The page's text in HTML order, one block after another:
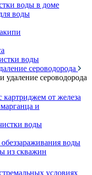
воды в доме
воды
воды
сероводорода
удаление сероводорода
от железа
и
воды
воды
из скважин
условиях